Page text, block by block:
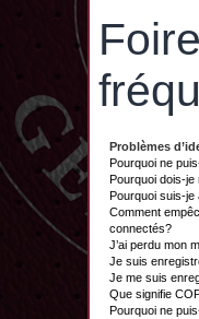
Problèmes
Pourquoi ne
Pourquoi dois-je
Pourquoi suis-je
Comment
connectés?
J’ai perdu mon
Je suis
Je me suis
Que signifie
Pourquoi ne